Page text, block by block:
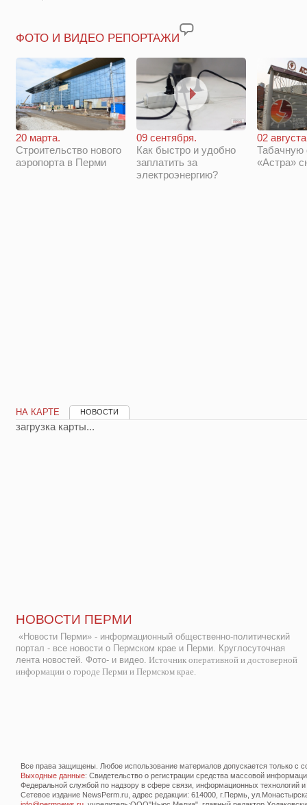
ФОТО И ВИДЕО РЕПОРТАЖИ
20 марта.
Строительство нового
аэропорта в Перми
09 сентября.
Как быстро и удобно
заплатить за
электроэнергию?
02
Табачную
«Астра»
НА КАРТЕ НОВОСТИ
загрузка карты...
НОВОСТИ ПЕРМИ
«Новости Перми» - информационный общественно-политический
портал - все новости о Пермском крае и Перми. Круглосуточная
лента новостей. Фото- и видео. Источник оперативной и достоверной
информации о городе Перми и Пермском крае.
Все права защищены. Любое использование материалов допускается только с
Выходные данные: Свидетельство о регистрации средства массовой
Федеральной службой по надзору в сфере связи, информационных технологий
Сетевое издание NewsPerm.ru, адрес редакции: 614000, г.Пермь,